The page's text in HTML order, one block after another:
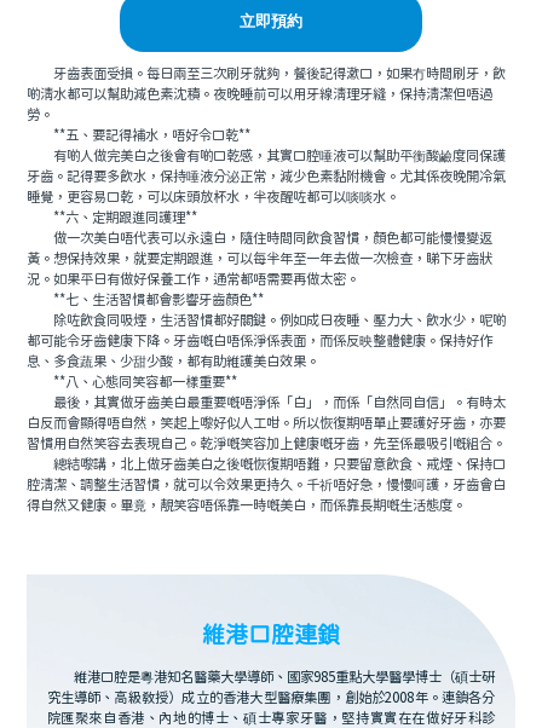
立即預約
牙齒表面受損。每日兩至三次刷牙就夠，餐後記得漱口，如果冇時間刷牙，飲
啲清水都可以幫助減色素沈積。夜晚睡前可以用牙線清理牙縫，保持清潔但唔過
勞。
**五、要記得補水，唔好令口乾**
有啲人做完美白之後會有啲口乾感，其實口腔唾液可以幫助平衡酸鹼度同保護
牙齒。記得要多飲水，保持唾液分泌正常，減少色素黏附機會。尤其係夜晚開冷氣
睡覺，更容易口乾，可以床頭放杯水，半夜醒咗都可以啖啖水。
**六、定期跟進同護理**
做一次美白唔代表可以永遠白，隨住時間同飲食習慣，顏色都可能慢慢變返
黃。想保持效果，就要定期跟進，可以每半年至一年去做一次檢查，睇下牙齒狀
況。如果平日有做好保養工作，通常都唔需要再做太密。
**七、生活習慣都會影響牙齒顏色**
除咗飲食同吸煙，生活習慣都好關鍵。例如成日夜睡、壓力大、飲水少，呢啲
都可能令牙齒健康下降。牙齒嘅白唔係淨係表面，而係反映整體健康。保持好作
息、多食蔬果、少甜少酸，都有助維護美白效果。
**八、心態同笑容都一樣重要**
最後，其實做牙齒美白最重要嘅唔淨係「白」，而係「自然同自信」。有時太
白反而會顯得唔自然，笑起上嚟好似人工咁。所以恢復期唔單止要護好牙齒，亦要
習慣用自然笑容去表現自己。乾淨嘅笑容加上健康嘅牙齒，先至係最吸引嘅組合。
總結嚟講，北上做牙齒美白之後嘅恢復期唔難，只要留意飲食、戒煙、保持口
腔清潔、調整生活習慣，就可以令效果更持久。千祈唔好急，慢慢呵護，牙齒會白
得自然又健康。畢竟，靚笑容唔係靠一時嘅美白，而係靠長期嘅生活態度。
維港口腔連鎖
維港口腔是粵港知名醫藥大學導師、國家985重點大學醫學博士（碩士研
究生導師、高級教授）成立的香港大型醫療集團，創始於2008年。連鎖各分
院匯聚來自香港、內地的博士、碩士專家牙醫，堅持實實在在做好牙科診